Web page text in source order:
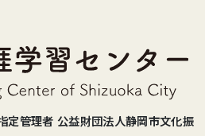
定管理者 公益財団法人静岡市文化振